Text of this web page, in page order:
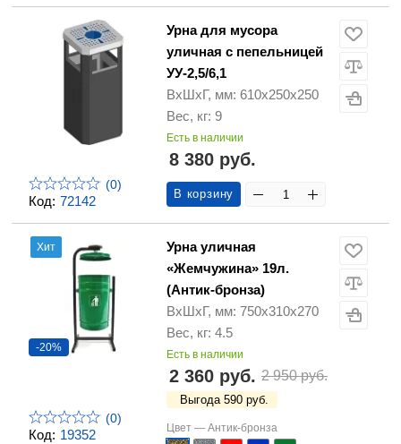
Код: 72142
(0)
Урна для мусора
уличная с пепельницей
УУ-2,5/6,1
ВхШхГ, мм: 610х250х250
Вес, кг: 9
Есть в наличии
8 380 руб.
В корзину
Код: 19352
Хит
-20%
(0)
Урна уличная
«Жемчужина» 19л.
(Антик-бронза)
ВхШхГ, мм: 750х310х270
Вес, кг: 4.5
Есть в наличии
2 360 руб. 2 950 руб.
Выгода 590 руб.
Цвет — Антик-бронза